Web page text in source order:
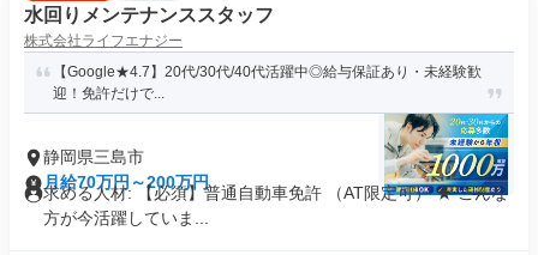
水回りメンテナンススタッフ
株式会社ライフエナジー
【Google★4.7】20代/30代/40代活躍中◎給与保証あり・未経験歓
迎！免許だけで...
静岡県三島市
月給70万円～200万円
求める人材: 【必須】普通自動車免許 （AT限定可） ★ こんな
方が今活躍していま...